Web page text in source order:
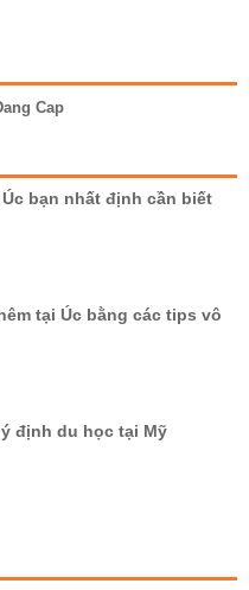
bạn nhất định cần biết
tại Úc bằng các tips vô
định du học tại Mỹ